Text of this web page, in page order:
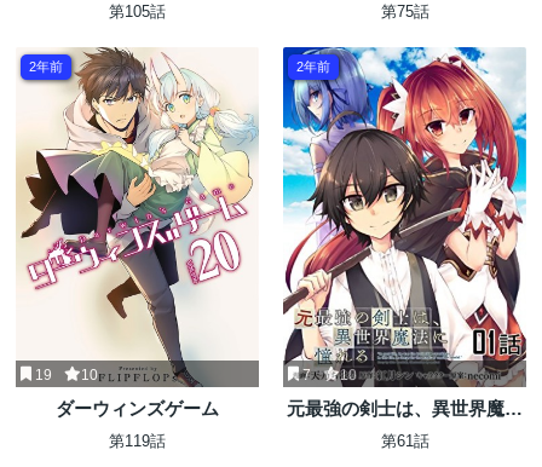
第105話 第75話
2年前
19 10
ダーウィンズゲーム
第119話
2年前
7 10
元最強の剣士は、異世界魔法
に憧れる
第61話